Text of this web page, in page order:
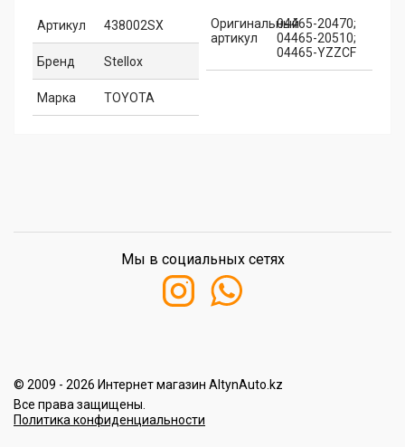
Артикул 438002SX
Бренд Stellox
Марка TOYOTA
Оригинальный
артикул
04465-20470;
04465-20510;
04465-YZZCF
© 2009 - 2026 Интернет магазин AltynAuto.kz
Все права защищены.
Политика конфиденциальности
Мы в социальных сетях